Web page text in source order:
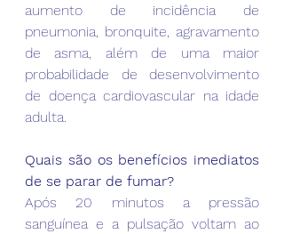
aumento de incidência de
pneumonia, bronquite, agravamento
de asma, além de uma maior
probabilidade de desenvolvimento
de doença cardiovascular na idade
adulta.
Quais são os benefícios imediatos
de se parar de fumar?
Após 20 minutos a pressão
sanguínea e a pulsação voltam ao